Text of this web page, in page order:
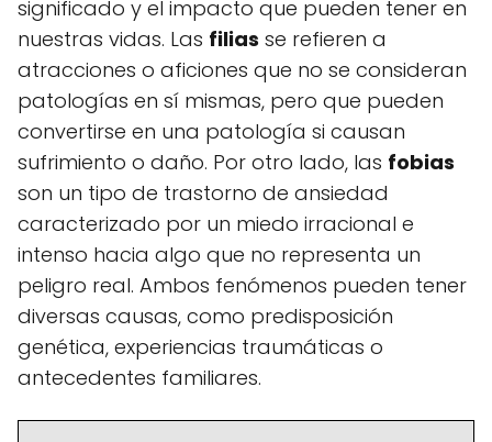
significado y el impacto que pueden tener en
nuestras vidas. Las filias se refieren a
atracciones o aficiones que no se consideran
patologías en sí mismas, pero que pueden
convertirse en una patología si causan
sufrimiento o daño. Por otro lado, las fobias
son un tipo de trastorno de ansiedad
caracterizado por un miedo irracional e
intenso hacia algo que no representa un
peligro real. Ambos fenómenos pueden tener
diversas causas, como predisposición
genética, experiencias traumáticas o
antecedentes familiares.